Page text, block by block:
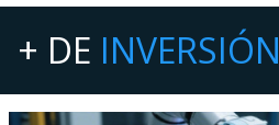
+ DE INVERSIÓN